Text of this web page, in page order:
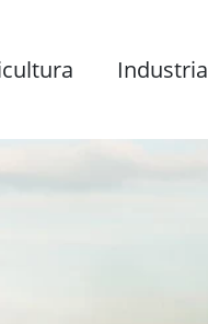
Industria